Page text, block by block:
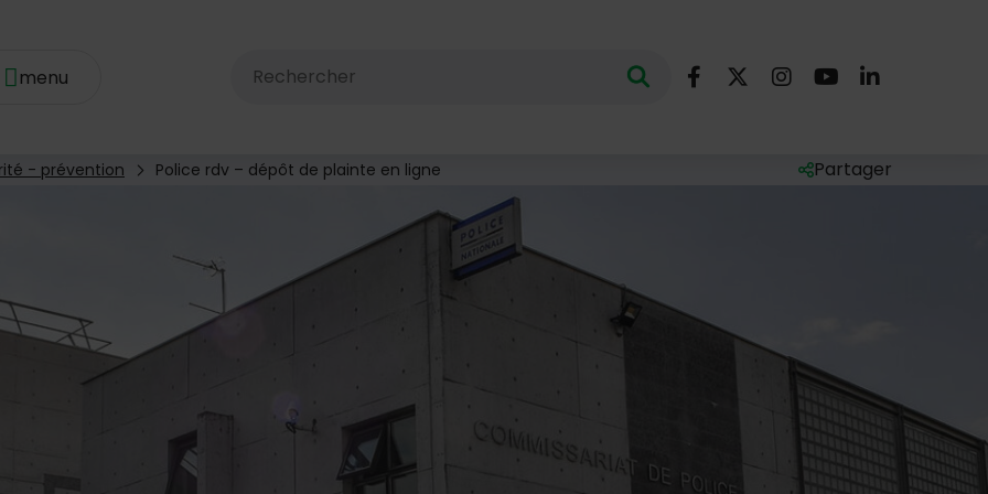
Rechercher dans le site avec des mots clés au minimum de 3 caractères
Lancer la recherche
Nous suivre
Facebook
X (Twitter)
Instagram
YouTubeLinkedIn
- prévention Police rdv – dépôt de plainte en ligne Liste des liens de
Partager